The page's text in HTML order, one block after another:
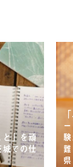
」を頑
での仕
県